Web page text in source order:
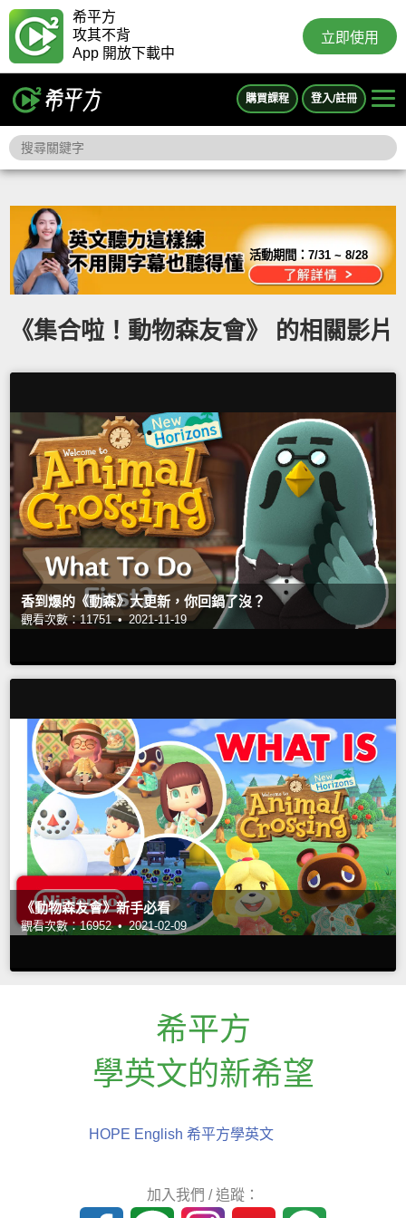
希平方
攻其不背
App 開放下載中
立即使用
購買課程 登入/註冊
活動期間：7/31 ~ 8/28
《集合啦！動物森友會》 的相關影片
香到爆的《動森》大更新，你回鍋了沒？
觀看次數：11751 • 2021-11-19
《動物森友會》新手必看
觀看次數：16952 • 2021-02-09
希平方
學英文的新希望
HOPE English 希平方學英文
加入我們 / 追蹤：